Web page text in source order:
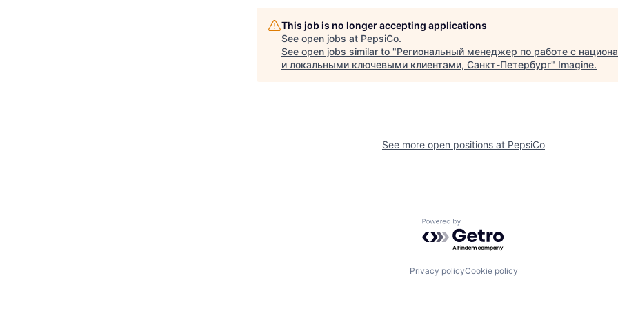
This job is no longer accepting applications
See open jobs at PepsiCo.
See open jobs similar to "Региональный менеджер по работе с
и локальными ключевыми клиентами, Санкт-Петербург" Imagine.
See more open positions at PepsiCo
Powered by Getro.com
Privacy policyCookie policy